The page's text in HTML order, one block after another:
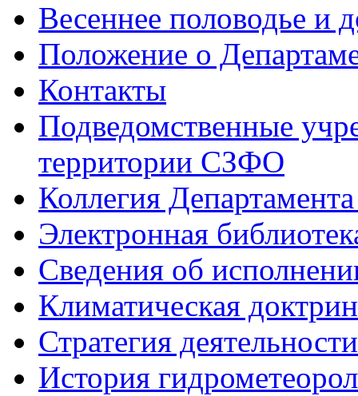
Весеннее половодье и
Положение о
Контакты
Подведомственные
территории СЗФО
Коллегия
Электронная
Сведения об
Климатическая
Стратегия деятельности
История